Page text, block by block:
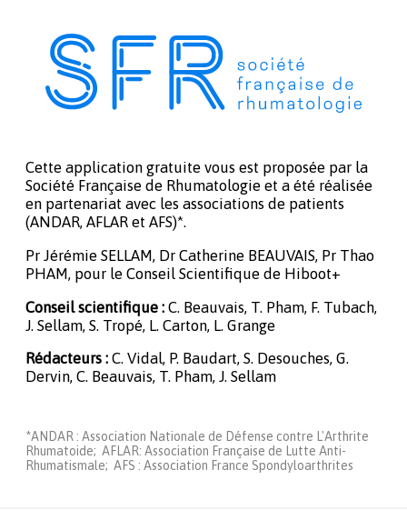
Cette application gratuite vous est proposée par la
Société Française de Rhumatologie et a été réalisée
en partenariat avec les associations de patients
(ANDAR, AFLAR et AFS)*.
Pr Jérémie SELLAM, Dr Catherine BEAUVAIS, Pr Thao
PHAM, pour le Conseil Scientifique de Hiboot+
Conseil scientifique : C. Beauvais, T. Pham, F. Tubach,
J. Sellam, S. Tropé, L. Carton, L. Grange
Rédacteurs : C. Vidal, P. Baudart, S. Desouches, G.
Dervin, C. Beauvais, T. Pham, J. Sellam
*ANDAR : Association Nationale de Défense contre L'Arthrite
Rhumatoide; AFLAR: Association Française de Lutte Anti-
Rhumatismale; AFS : Association France Spondyloarthrites